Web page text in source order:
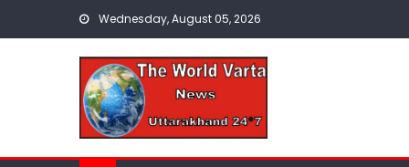
Wednesday, August 05, 2026